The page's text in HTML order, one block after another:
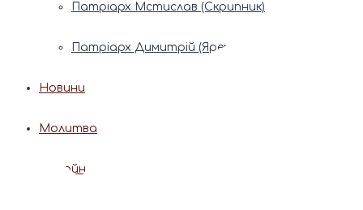
Патріарх Мстислав (Скрипник)
Патріарх Димитрій (Ярема)
Новини
Молитва
Онлайн послуги